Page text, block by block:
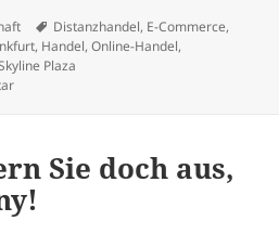
Schlagwörter
Distanzhandel, E-Commerce,
, Handel,Online-Handel,
Plaza
zu Stationärer Handel – ein Problemfall,
Sie doch aus,